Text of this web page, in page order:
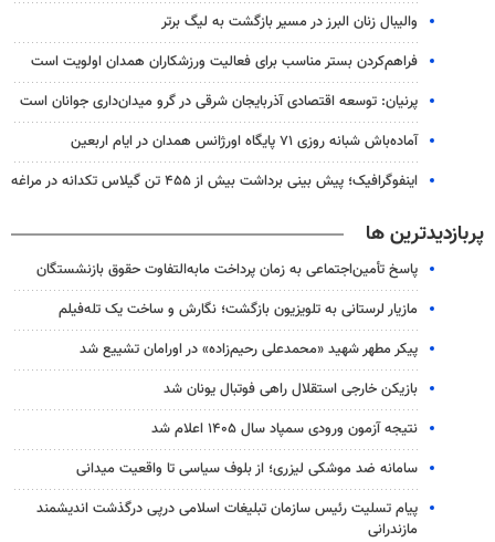
والیبال زنان البرز در مسیر بازگشت به لیگ برتر
فراهم‌کردن بستر مناسب برای فعالیت ورزشکاران همدان اولویت است
پرنیان: توسعه اقتصادی آذربایجان شرقی در گرو میدان‌داری جوانان است
آماده‌باش شبانه روزی ۷۱ پایگاه اورژانس همدان در ایام اربعین
اینفوگرافیک؛ پیش بینی برداشت بیش از ۴۵۵ تن گیلاس تکدانه در مراغه
پربازدیدترین ها
پاسخ تأمین‌اجتماعی به زمان پرداخت مابه‌التفاوت حقوق بازنشستگان
مازیار لرستانی به تلویزیون بازگشت؛ نگارش و ساخت یک تله‌فیلم
پیکر مطهر شهید «محمدعلی رحیم‌زاده» در اورامان تشییع شد
بازیکن خارجی استقلال راهی فوتبال یونان شد
نتیجه آزمون ورودی سمپاد سال ۱۴۰۵ اعلام شد
سامانه ضد موشکی لیزری؛ از بلوف سیاسی تا واقعیت میدانی
پیام تسلیت رئیس سازمان تبلیغات اسلامی درپی درگذشت اندیشمند
مازندرانی